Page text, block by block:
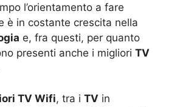
l’orientamento a fare
è in costante crescita nella
e, fra questi, per quanto
presenti anche i migliori TV
TV Wifi, tra i TV in